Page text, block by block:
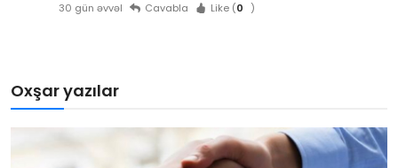
30 gün əvvəl Cavabla Like (0 )
Oxşar yazılar